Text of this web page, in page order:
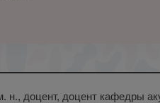
н., доцент, доцент кафедры